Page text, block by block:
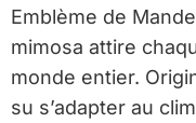
Emblème de
mimosa attire
monde entier.
su s’adapter au